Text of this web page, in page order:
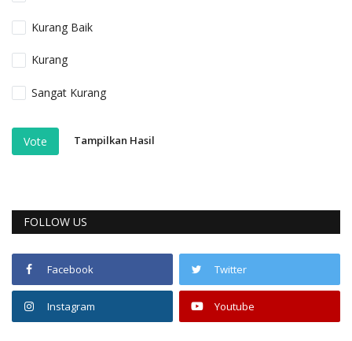
Kurang Baik
Kurang
Sangat Kurang
Vote Tampilkan Hasil
FOLLOW US
Facebook Twitter
Instagram Youtube